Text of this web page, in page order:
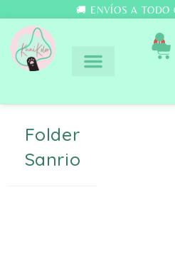
🚚 ENVÍOS A
0
Folder
Sanrio